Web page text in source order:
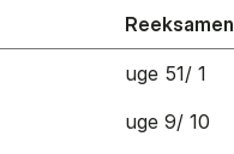
Reeksamen
uge 51/ 1
uge 9/ 10